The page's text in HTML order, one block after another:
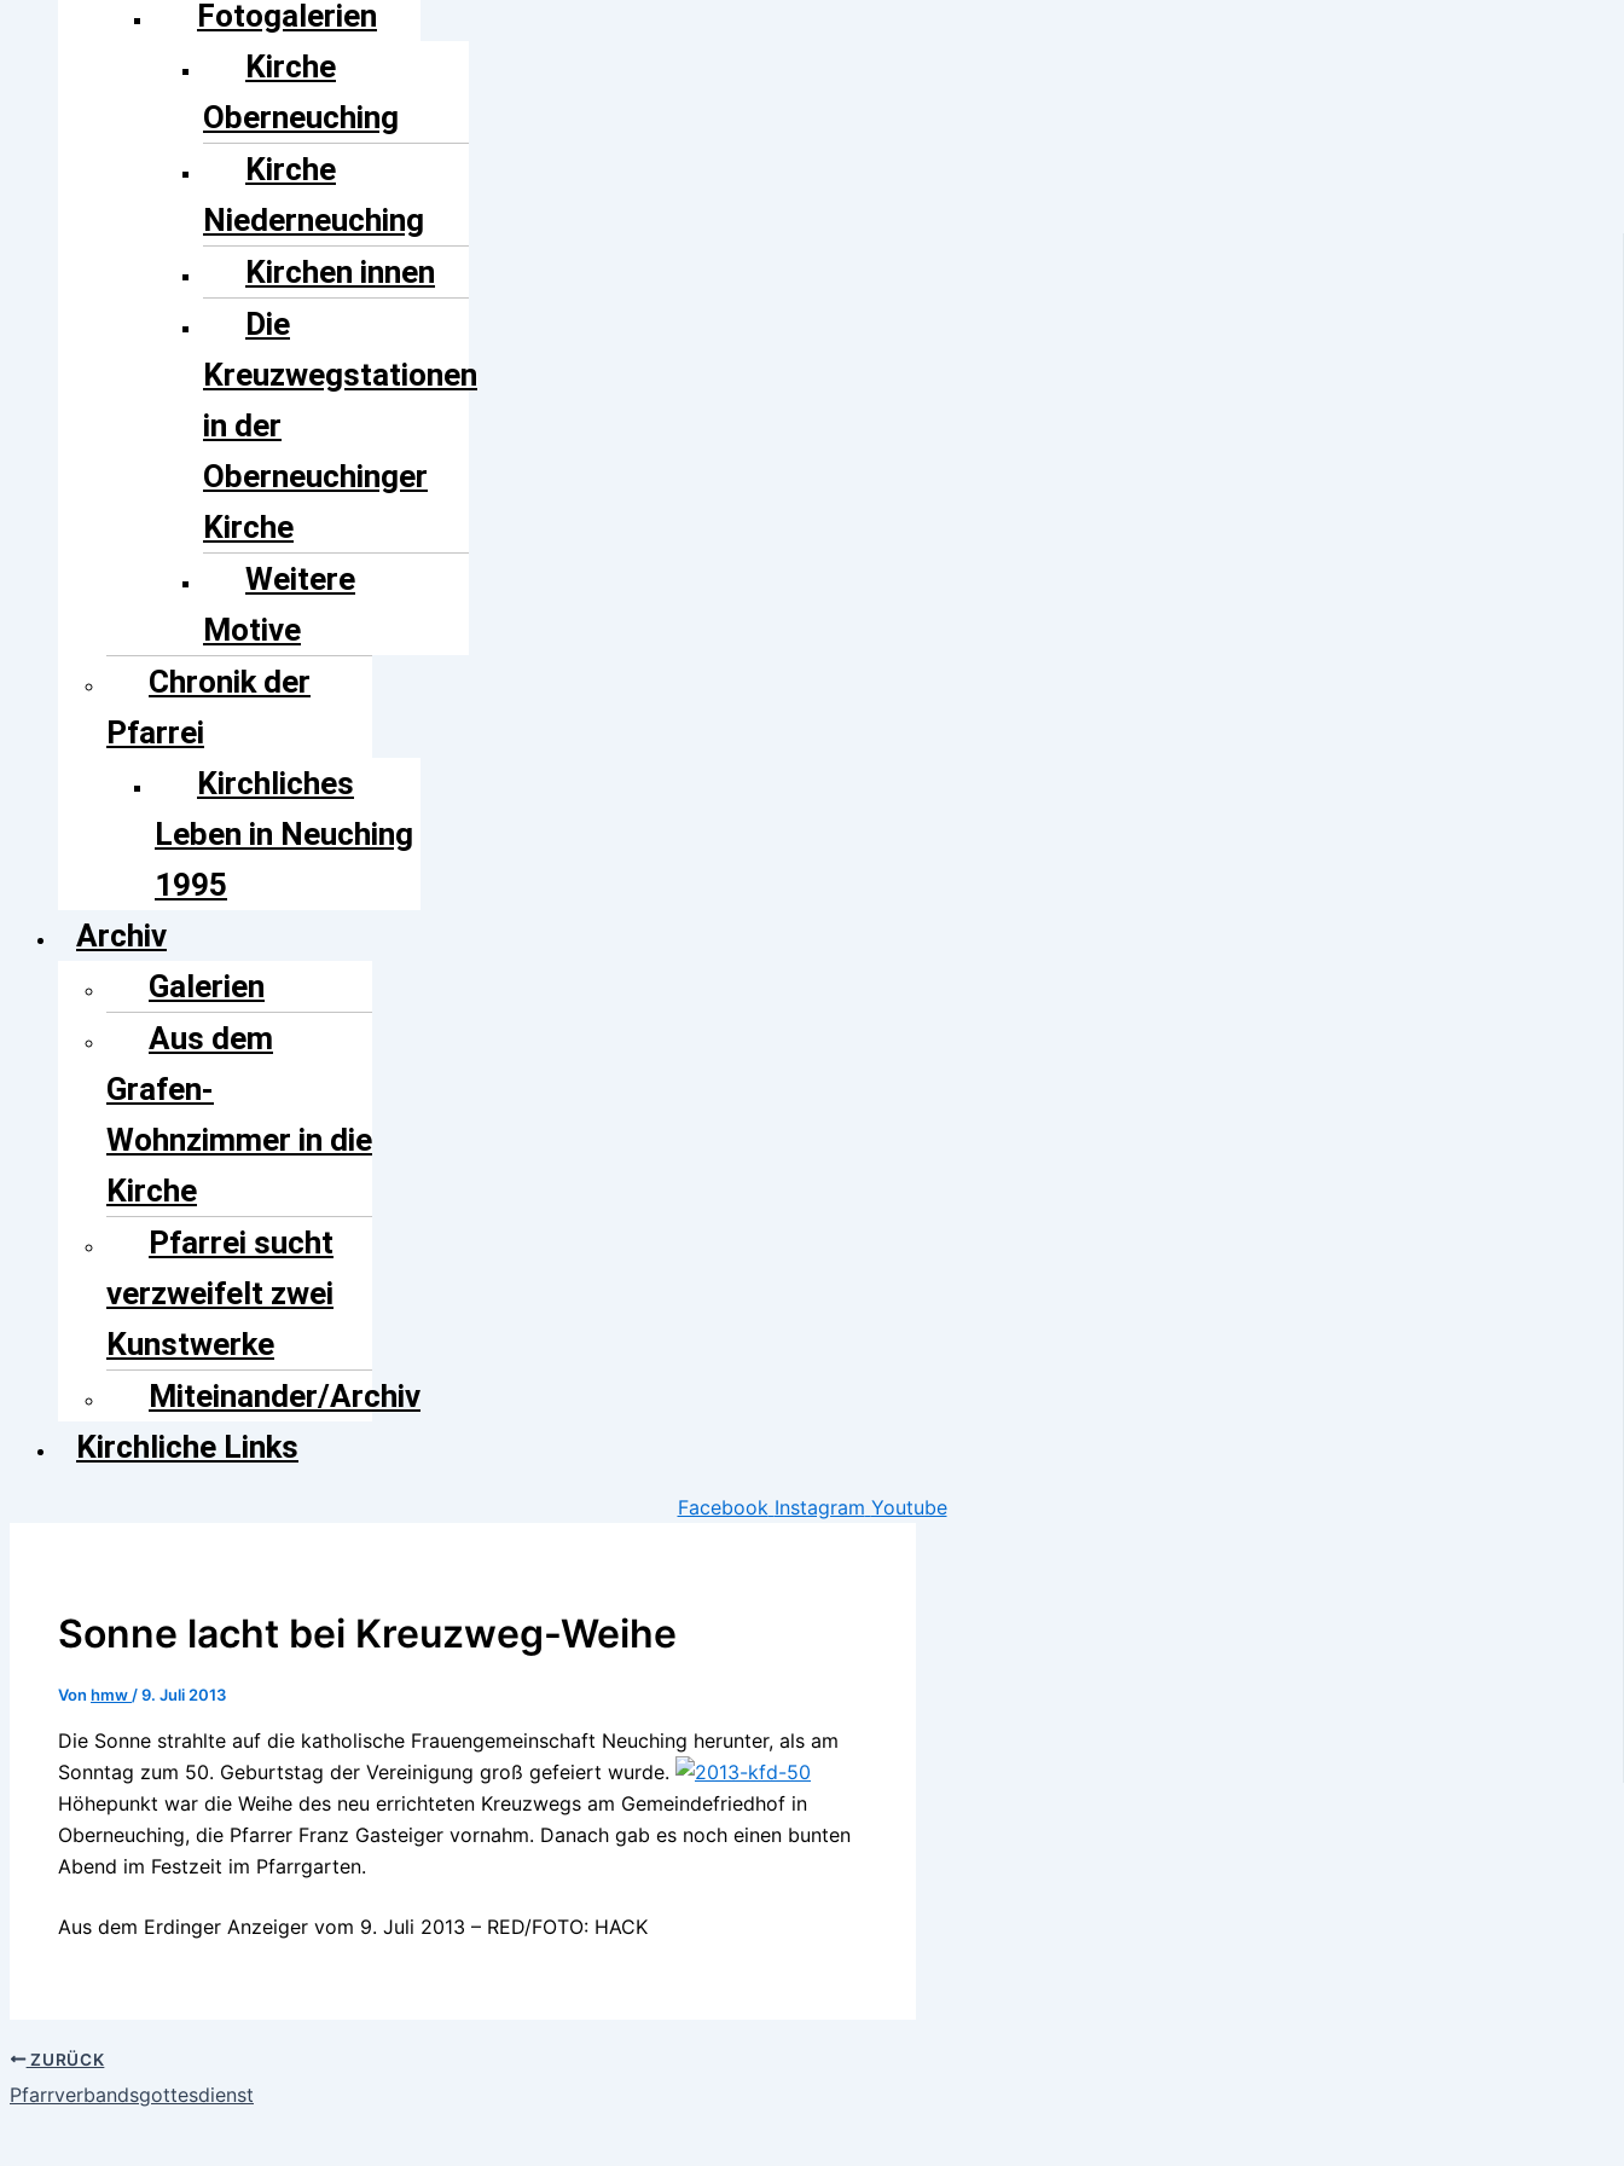
Fotogalerien
Kirche
Oberneuching
Kirche
Niederneuching
Kirchen innen
Die
Kreuzwegstationen
in der
Oberneuchinger
Kirche
Weitere
Motive
Chronik der
Pfarrei
Kirchliches
Leben in Neuching
1995
Archiv
Galerien
Aus dem
Grafen-
Wohnzimmer in die
Kirche
Pfarrei sucht
verzweifelt zwei
Kunstwerke
Miteinander/Archiv
Kirchliche Links
Facebook Instagram Youtube
Sonne lacht bei Kreuzweg-Weihe
Von hmw /9. Juli 2013
Die Sonne strahlte auf die katholische Frauengemeinschaft Neuching herunter, als am
Sonntag zum 50. Geburtstag der Vereinigung groß gefeiert wurde.
Höhepunkt war die Weihe des neu errichteten Kreuzwegs am Gemeindefriedhof in
Oberneuching, die Pfarrer Franz Gasteiger vornahm. Danach gab es noch einen bunten
Abend im Festzeit im Pfarrgarten.
Aus dem Erdinger Anzeiger vom 9. Juli 2013 – RED/FOTO: HACK
ZURÜCK
Pfarrverbandsgottesdienst